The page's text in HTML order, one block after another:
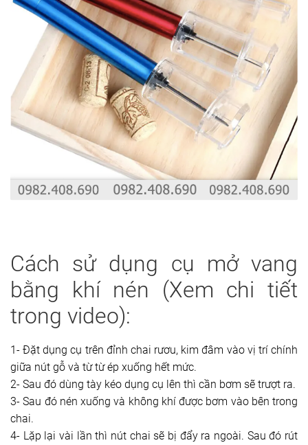
Cách sử dụng cụ mở vang
bằng khí nén (Xem chi tiết
trong video):
1- Đặt dụng cụ trên đỉnh chai rươu, kim đâm vào vị trí chính
giữa nút gỗ và từ từ ép xuống hết mức.
2- Sau đó dùng tày kéo dụng cụ lên thì cần bơm sẽ trượt ra.
3- Sau đó nén xuống và không khí được bơm vào bên trong
chai.
4- Lặp lại vài lần thì nút chai sẽ bị đẩy ra ngoài. Sau đó rút